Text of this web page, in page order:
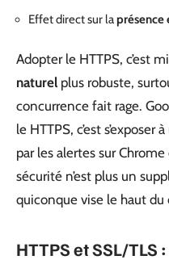
Effet direct sur laprésence
Adopter le HTTPS, c’est
naturel plus robuste,
concurrence fait rage.
le HTTPS, c’est
par les alertes sur
sécurité n’est plus un
quiconque vise le haut du
HTTPS et SSL/